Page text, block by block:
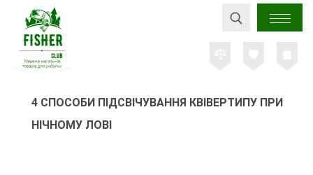
4 СПОСОБИ ПІДСВІЧУВАННЯ КВІВЕРТИПУ ПРИ
НІЧНОМУ ЛОВІ